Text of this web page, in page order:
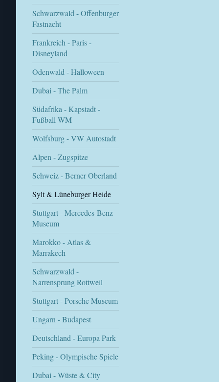
Schwarzwald - Offenburger
Fastnacht
Frankreich - Paris -
Disneyland
Odenwald - Halloween
Dubai - The Palm
Südafrika - Kapstadt -
Fußball WM
Wolfsburg - VW Autostadt
Alpen - Zugspitze
Schweiz - Berner Oberland
Sylt & Lüneburger Heide
Stuttgart - Mercedes-Benz
Museum
Marokko - Atlas &
Marrakech
Schwarzwald -
Narrensprung Rottweil
Stuttgart - Porsche Museum
Ungarn - Budapest
Deutschland - Europa Park
Peking - Olympische Spiele
Dubai - Wüste & City